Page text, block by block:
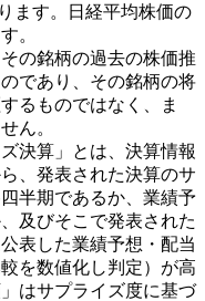
ます。日経平均株価の
。
の銘柄の過去の株価推
であり、その銘柄の将
るものではなく、ま
ん。
決算」とは、決算情報
、発表された決算のサ
半期であるか、業績予
及びそこで発表された
表した業績予想・配当
を数値化し判定）が高
はサプライズ度に基づ